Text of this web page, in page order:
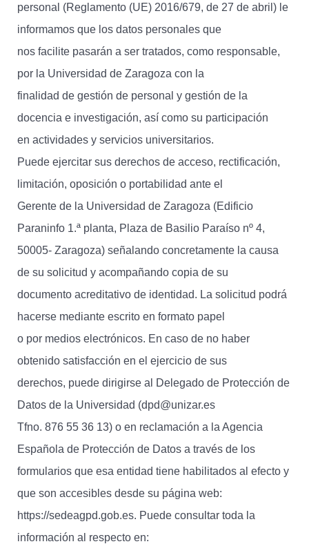
personal (Reglamento (UE) 2016/679, de 27 de abril) le
informamos que los datos personales que
nos facilite pasarán a ser tratados, como responsable,
por la Universidad de Zaragoza con la
finalidad de gestión de personal y gestión de la
docencia e investigación, así como su participación
en actividades y servicios universitarios.
Puede ejercitar sus derechos de acceso, rectificación,
limitación, oposición o portabilidad ante el
Gerente de la Universidad de Zaragoza (Edificio
Paraninfo 1.ª planta, Plaza de Basilio Paraíso nº 4,
50005- Zaragoza) señalando concretamente la causa
de su solicitud y acompañando copia de su
documento acreditativo de identidad. La solicitud podrá
hacerse mediante escrito en formato papel
o por medios electrónicos. En caso de no haber
obtenido satisfacción en el ejercicio de sus
derechos, puede dirigirse al Delegado de Protección de
Datos de la Universidad (dpd@unizar.es
Tfno. 876 55 36 13) o en reclamación a la Agencia
Española de Protección de Datos a través de los
formularios que esa entidad tiene habilitados al efecto y
que son accesibles desde su página web:
https://sedeagpd.gob.es. Puede consultar toda la
información al respecto en: